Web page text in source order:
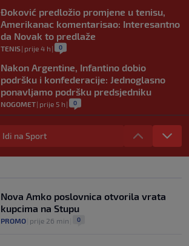
Đoković predložio promjene u tenisu,
Amerikanac komentarisao: Interesantno
da Novak to predlaže
TENIS| prije 4 h | 0
Nakon Argentine, Infantino dobio
podršku i konfederacije: Jednoglasno
ponavljamo podršku predsjedniku
NOGOMET| prije 5 h | 0
Tužne vijesti: Preminuo nekadašnji
prvak Jugoslavije
čak 50 miliona dolara
prije 6 h 0
Idi na Sport
Nova Amko poslovnica otvorila vrata
kupcima na Stupu
PROMO prije 26 min 0